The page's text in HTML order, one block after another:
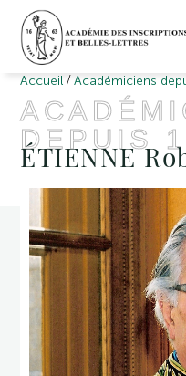
Accueil /Académiciens
DEPUIS
ÉTIENNE